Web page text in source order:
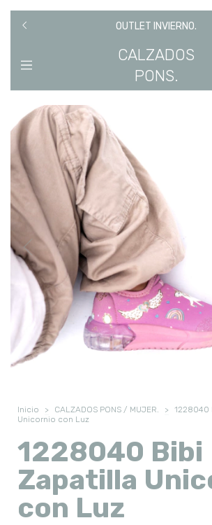
OUTLET INVIERNO.
CALZADOS
PONS.
Inicio > CALZADOS PONS / MUJER. >
1228040
Unicornio con Luz
1228040 Bibi
Zapatilla
con Luz